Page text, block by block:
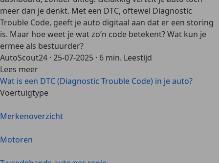
meer dan je denkt. Met een DTC, oftewel Diagnostic
Trouble Code, geeft je auto digitaal aan dat er een storing
is. Maar hoe weet je wat zo’n code betekent? Wat kun je
ermee als bestuurder?
AutoScout24 · 25-07-2025 · 6 min. Leestijd
Lees meer
Wat is een DTC (Diagnostic Trouble Code) in je auto?
Voertuigtype
Merkenoverzicht
Motoren